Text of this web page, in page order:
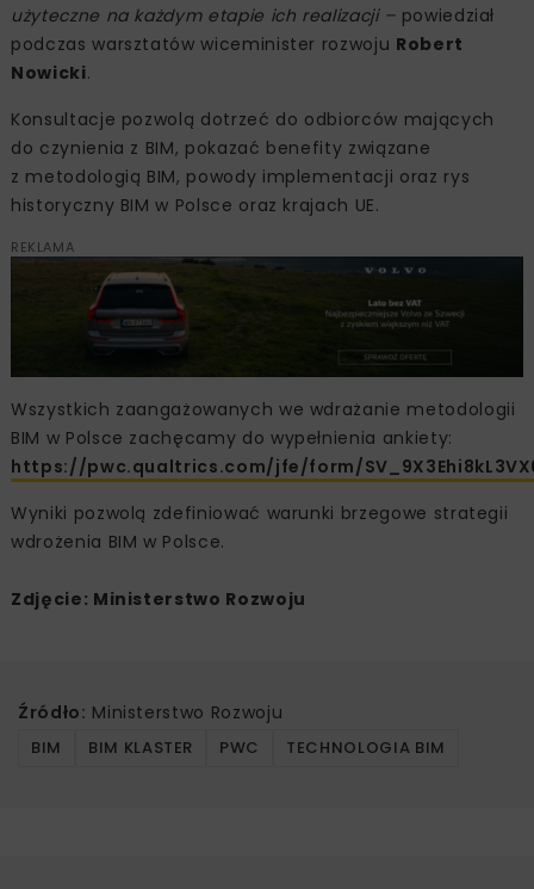
użyteczne na każdym etapie ich realizacji –powiedział
podczas warsztatów wiceminister rozwoju Robert
Nowicki.
Konsultacje pozwolą dotrzeć do odbiorców mających
do czynienia z BIM, pokazać benefity związane
z metodologią BIM, powody implementacji oraz rys
historyczny BIM w Polsce oraz krajach UE.
REKLAMA
Wszystkich zaangażowanych we wdrażanie metodologii
BIM w Polsce zachęcamy do wypełnienia ankiety:
https://pwc.qualtrics.com/jfe/form/
Wyniki pozwolą zdefiniować warunki brzegowe strategii
wdrożenia BIM w Polsce.
Zdjęcie: Ministerstwo Rozwoju
Źródło: Ministerstwo Rozwoju
BIM BIM KLASTER PWC TECHNOLOGIA BIM